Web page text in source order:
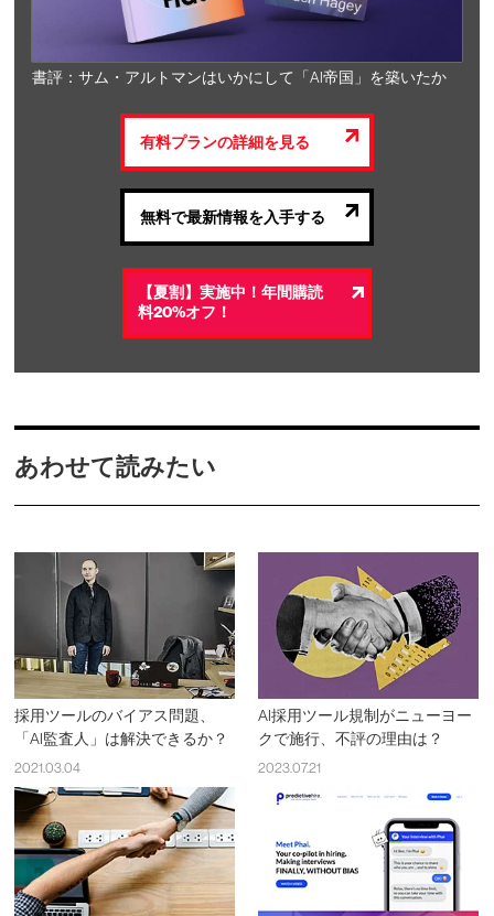
書評：サム・アルトマンはいかにして「AI帝国」を築いたか
有料プランの詳細を見る
無料で最新情報を入手する
【夏割】実施中！年間購読
料20%オフ！
あわせて読みたい
採用ツールのバイアス問題、
「AI監査人」は解決できるか？
2021.03.04
AI採用ツール規制がニューヨー
クで施行、不評の理由は？
2023.07.21